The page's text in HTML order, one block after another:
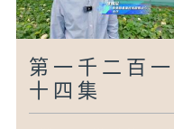
第一千二百一
十四集